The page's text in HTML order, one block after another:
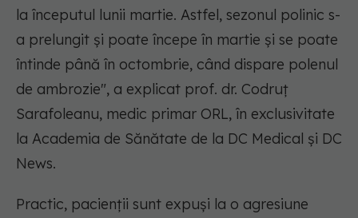
la începutul lunii martie. Astfel, sezonul polinic s-
a prelungit și poate începe în martie și se poate
întinde până în octombrie, când dispare polenul
de ambrozie", a explicat prof. dr. Codruț
Sarafoleanu, medic primar ORL, în exclusivitate
la Academia de Sănătate de la DC Medical și DC
News.
Practic, pacienții sunt expuși la o agresiune